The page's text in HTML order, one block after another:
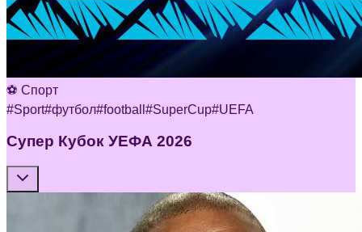
⚽ Спорт
#Sport#футбол#football #SuperCup#UEFA
Супер Кубок УЕФА 2026